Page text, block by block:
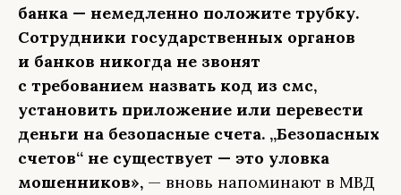
банка — немедленно положите трубку.
Сотрудники государственных органов
и банков никогда не звонят
с требованием назвать код из смс,
установить приложение или перевести
деньги на безопасные счета. „Безопасных
счетов“ не существует — это уловка
мошенников», — вновь напоминают в МВД